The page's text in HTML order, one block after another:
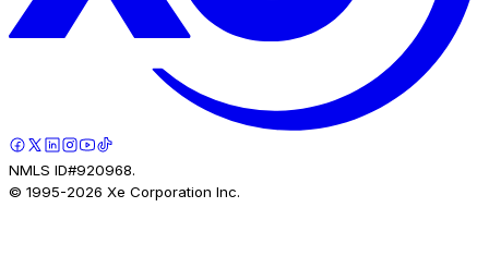
NMLS ID#920968.
© 1995-2026 Xe Corporation Inc.